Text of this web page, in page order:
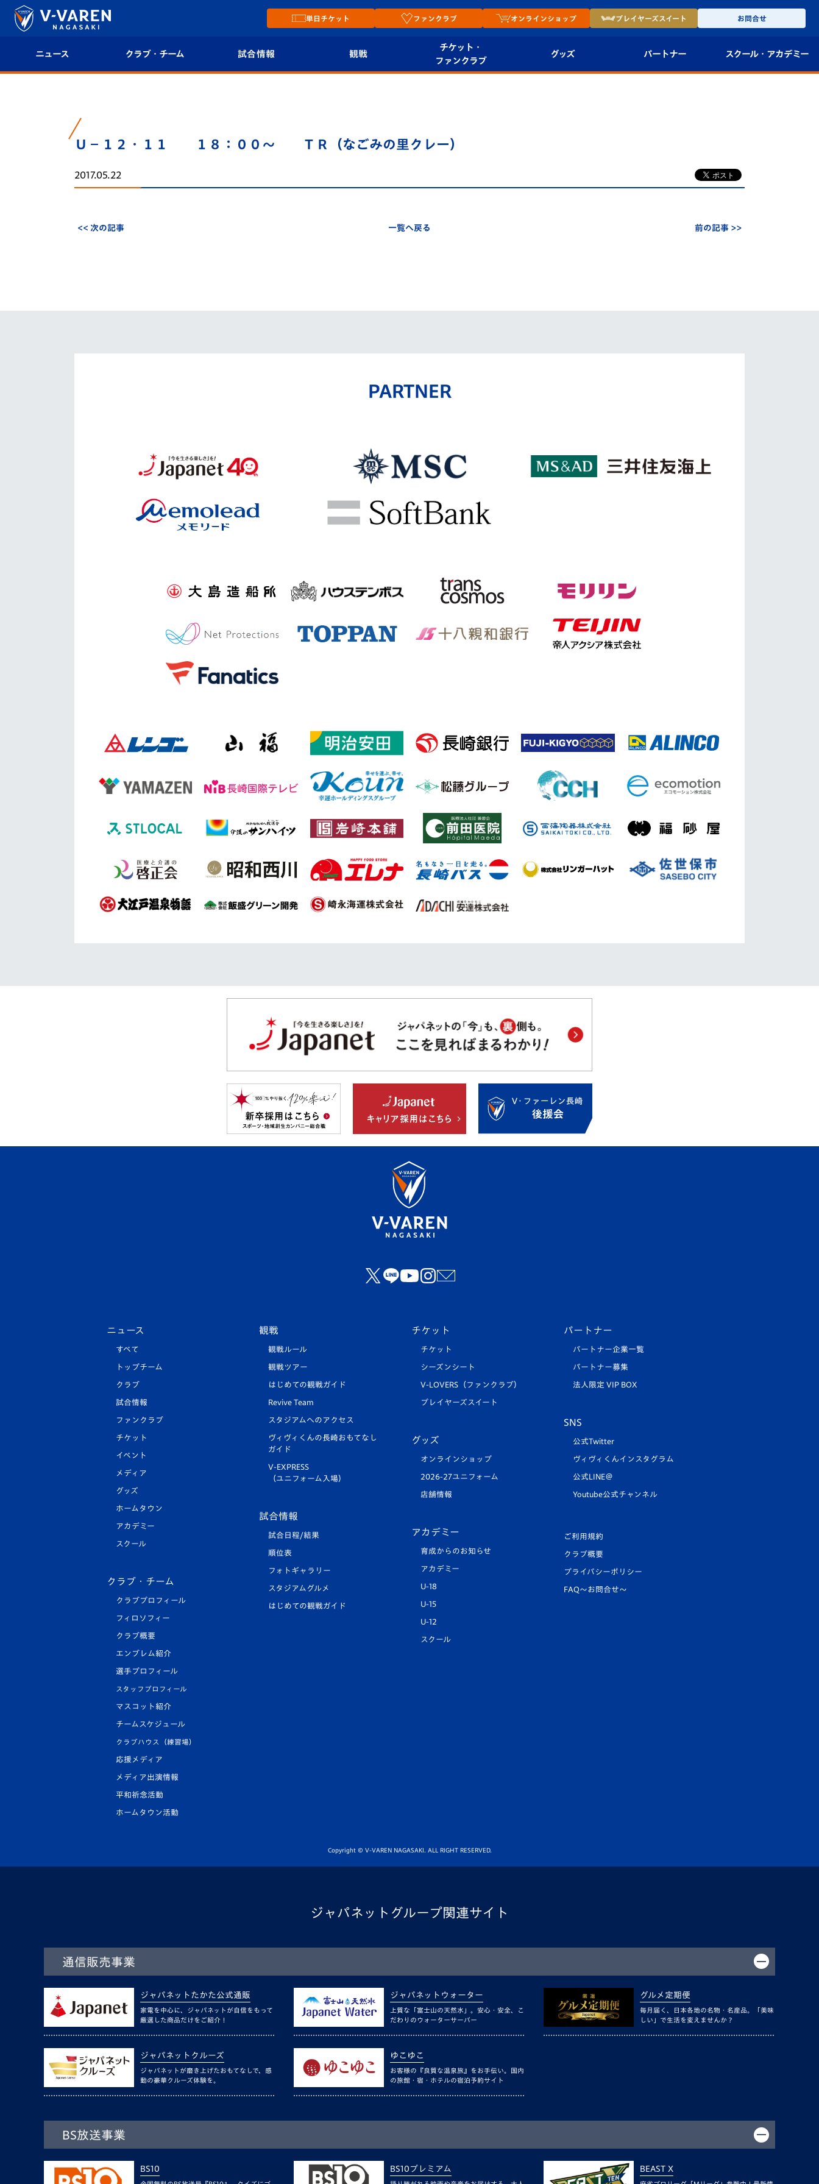
単日チケット ファンクラブ オンラインショップ プレイヤーズスイート お問合せ
ニュース クラブ・チーム
クラブ概要
エンブレム紹介
試合情報
順位表
観戦
チケット・
ファンクラブ
プレイヤーズスイート
グッズ パートナー スクール・ アカデミー
U-12
Ｕ－１２・１１ １８：００～ ＴＲ（なごみの里クレー）
2017.05.22
<< 次の記事 一覧へ戻る 前の記事 >>
PARTNER
ニュース
すべて
トップチーム
クラブ
試合情報
ファンクラブ
チケット
イベント
メディア
グッズ
ホームタウン
アカデミー
スクール
クラブ・チーム
クラブプロフィール
フィロソフィー
クラブ概要
エンブレム紹介
選手プロフィール
スタッフプロフィール
マスコット紹介
チームスケジュール
クラブハウス（練習場）
応援メディア
メディア出演情報
平和祈念活動
ホームタウン活動
観戦
観戦ルール
観戦ツアー
はじめての観戦ガイド
Revive Team
スタジアムへのアクセス
ヴィヴィくんの長崎おもてなし
ガイド
V-EXPRESS
（ユニフォーム入場）
試合情報
試合日程/結果
順位表
フォトギャラリー
スタジアムグルメ
はじめての観戦ガイド
チケット
チケット
シーズンシート
V-LOVERS（ファンクラブ）
プレイヤーズスイート
グッズ
オンラインショップ
2026-27ユニフォーム
店舗情報
アカデミー
育成からのお知らせ
アカデミー
U-18
U-15
U-12
スクール
パートナー
パートナー企業一覧
パートナー募集
法人限定 VIP BOX
SNS
公式Twitter
ヴィヴィくんインスタグラム
公式LINE＠
Youtube公式チャンネル
ご利用規約
クラブ概要
プライバシーポリシー
FAQ〜お問合せ〜
Copyright © V-VAREN NAGASAKI. ALL RIGHT RESERVED.
ジャパネットグループ関連サイト
通信販売事業
ジャパネットたかた公式通販
家電を中心に、ジャパネットが自信をもって
厳選した商品だけをご紹介！
ジャパネットウォーター
上質な「富士山の天然水」。安心・安全、こ
だわりのウォーターサーバー
グルメ定期便
毎月届く、日本各地の名物・名産品。「美味
しい」で生活を変えませんか？
ジャパネットクルーズ
ジャパネットが磨き上げたおもてなしで、感
動の豪華クルーズ体験を。
ゆこゆこ
お客様の『良質な温泉旅』をお手伝い。国内
の旅館・宿・ホテルの宿泊予約サイト
BS放送事業
BS10 BS10プレミアム BEAST X